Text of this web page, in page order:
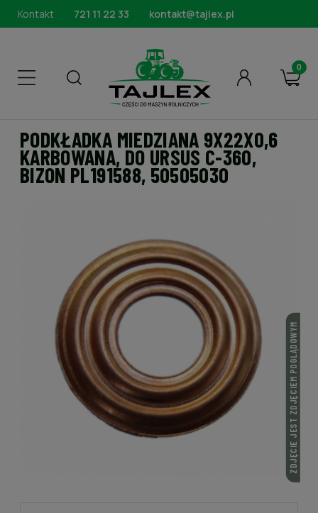
Kontakt 721 11 22 33 kontakt@tajlex.pl
PODKŁADKA MIEDZIANA 9X22X0,6
KARBOWANA, DO URSUS C-360,
BIZON PL191588, 50505030
ZDJĘCIE JEST ZDJĘCIEM POGLĄDOWYM